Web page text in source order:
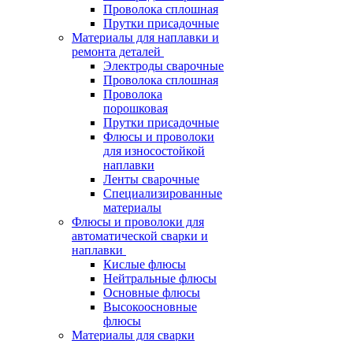
Проволока сплошная
Прутки присадочные
Материалы для наплавки и
ремонта деталей
Электроды сварочные
Проволока сплошная
Проволока
порошковая
Прутки присадочные
Флюсы и проволоки
для износостойкой
наплавки
Ленты сварочные
Специализированные
материалы
Флюсы и проволоки для
автоматической сварки и
наплавки
Кислые флюсы
Нейтральные флюсы
Основные флюсы
Высокоосновные
флюсы
Материалы для сварки